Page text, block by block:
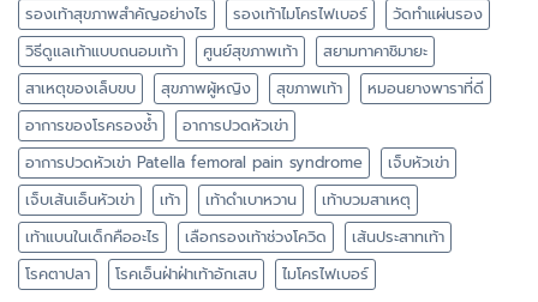
รองเท้าสุขภาพสำคัญอย่างไร
รองเท้าไมโครไฟเบอร์
วัดทำแผ่นรอง
วิธีดูแลเท้าแบบถนอมเท้า
ศูนย์สุขภาพเท้า
สยามทาคาชิมายะ
สาเหตุของเล็บขบ
สุขภาพผู้หญิง สุขภาพเท้า
หมอนยางพาราที่ดี
อาการของโรครองช้ำ
อาการปวดหัวเข่า
อาการปวดหัวเข่า Patella femoral pain syndrome
เจ็บหัวเข่า
เจ็บเส้นเอ็นหัวเข่า
เท้า เท้าดำเบาหวาน
เท้าบวมสาเหตุ
เท้าแบนในเด็กคืออะไร
เลือกรองเท้าช่วงโควิด
เส้นประสาทเท้า
โรคตาปลา
โรคเอ็นฝ่าฝ่าเท้าอักเสบ ไมโครไฟเบอร์